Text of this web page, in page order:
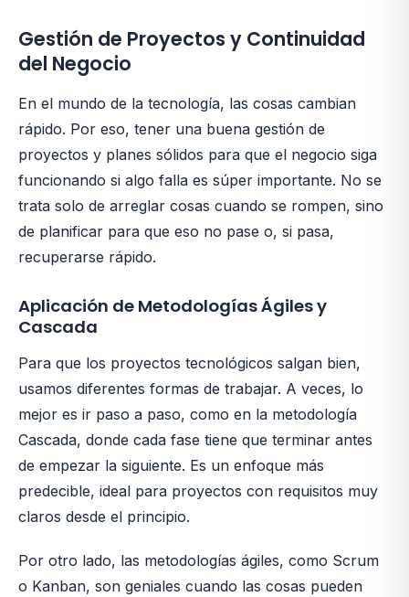
Gestión de Proyectos y Continuidad
del Negocio
En el mundo de la tecnología, las cosas cambian
rápido. Por eso, tener una buena gestión de
proyectos y planes sólidos para que el negocio siga
funcionando si algo falla es súper importante. No se
trata solo de arreglar cosas cuando se rompen, sino
de planificar para que eso no pase o, si pasa,
recuperarse rápido.
Aplicación de Metodologías Ágiles y
Cascada
Para que los proyectos tecnológicos salgan bien,
usamos diferentes formas de trabajar. A veces, lo
mejor es ir paso a paso, como en la metodología
Cascada, donde cada fase tiene que terminar antes
de empezar la siguiente. Es un enfoque más
predecible, ideal para proyectos con requisitos muy
claros desde el principio.
Por otro lado, las metodologías ágiles, como Scrum
o Kanban, son geniales cuando las cosas pueden